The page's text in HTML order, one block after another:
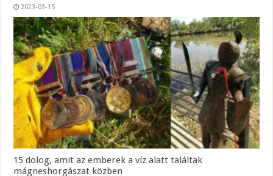
2023-03-15
15 dolog, amit az emberek a víz alatt találtak
mágneshorgászat közben